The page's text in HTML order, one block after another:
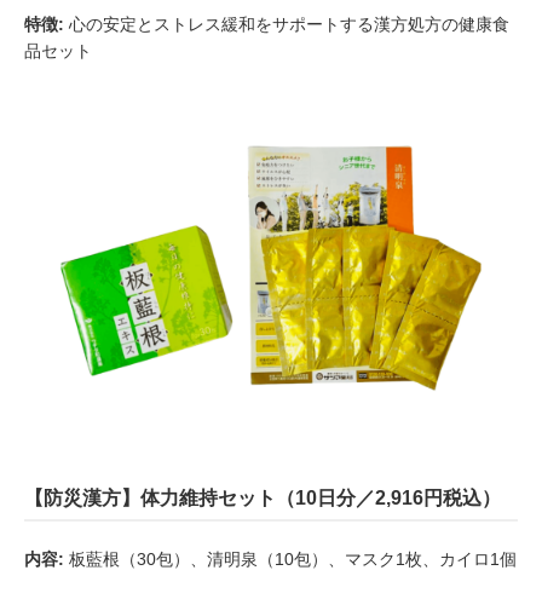
特徴: 心の安定とストレス緩和をサポートする漢方処方の健康食
品セット
【防災漢方】体力維持セット（10日分／2,916円税込）
内容: 板藍根（30包）、清明泉（10包）、マスク1枚、カイロ1個